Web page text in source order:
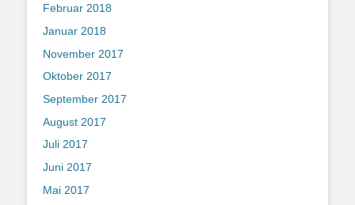
Februar 2018
Januar 2018
November 2017
Oktober 2017
September 2017
August 2017
Juli 2017
Juni 2017
Mai 2017